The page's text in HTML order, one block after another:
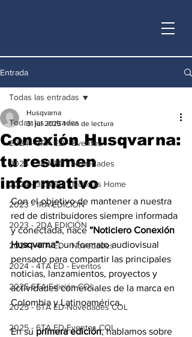
Entrada
Todas las entradas
2024 - 3RA ED - Eventos
2024 - 3RA ED - Novedades
2024 - 3RA ED - Noticias Home
2023 - 1RA EDICIÓN
2023 - 2DA EDICIÓN
2024 - 4TA ED - Novedades
2024 - 4TA ED - Eventos
2025-6TA Edición COL
2025 - 6TA ED-Novedades COL
2025 - 6TA ED-Eventos COL
Todas las entradas
Conexión Husqvarna:
tu resumen
informativo
Husqvarna
31 jul 2025 1 min de lectura
Con el objetivo de mantener a nuestra
red de distribuidores siempre informada
y conectada, nace “Noticiero Conexión
Husqvarna”, un formato audiovisual
pensado para compartir las principales
noticias, lanzamientos, proyectos y
actividades comerciales de la marca en
Colombia y Latinoamérica.
En su primera edición, hablamos sobre